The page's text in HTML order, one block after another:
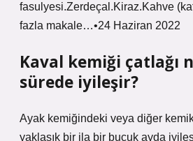
fasulyesi.Zerdeçal.Kiraz.Kahve
fazla makale…•24 Haziran 2022
Kaval kemiği çatlağı
sürede iyileşir?
Ayak kemiğindeki veya diğer
yaklaşık bir ila bir buçuk ayda